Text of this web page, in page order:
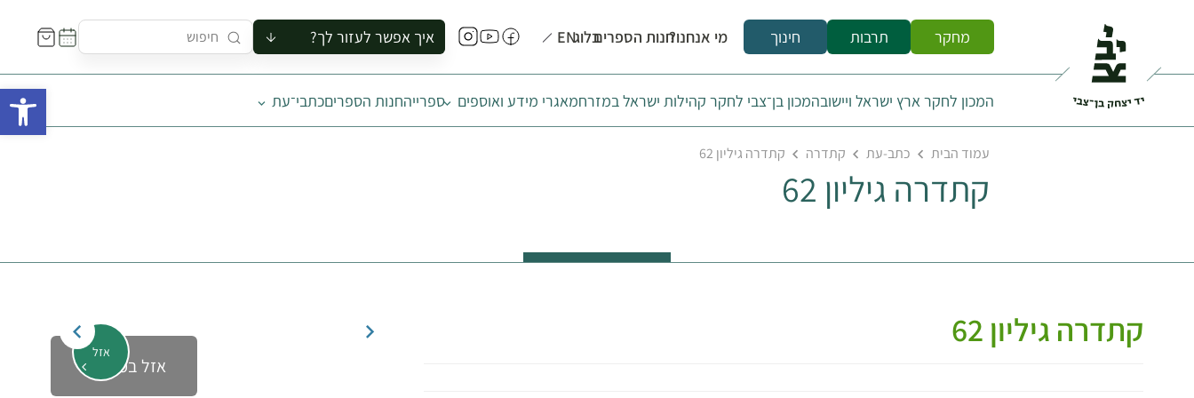
מחקר תרבות חינוך מי אנחנו?חנות הספריםבלוגEN איך אפשר לעזור לך?
להזמין סיור לקבוצה
להירשם לסיור
להירשם לקורס
המכון לחקר ארץ ישראל ויישובהמכון בן־צבי לחקר קהילות ישראל במזרחמאגרי מידע ואוספים ספרייהחנות הספריםכתבי־עת
עמוד הבית כתב-עת קתדרה קתדרה גיליון 62
קתדרה גיליון 62
קתדרה גיליון 62
אזל
אזל במלאי